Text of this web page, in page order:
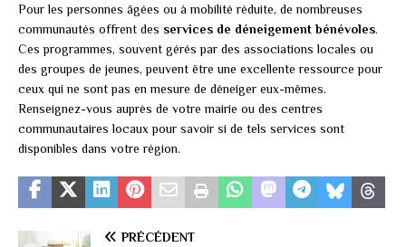
Pour les personnes âgées ou à mobilité réduite, de nombreuses
communautés offrent des services de déneigement bénévoles.
Ces programmes, souvent gérés par des associations locales ou
des groupes de jeunes, peuvent être une excellente ressource pour
ceux qui ne sont pas en mesure de déneiger eux-mêmes.
Renseignez-vous auprès de votre mairie ou des centres
communautaires locaux pour savoir si de tels services sont
disponibles dans votre région.
PRÉCÉDENT